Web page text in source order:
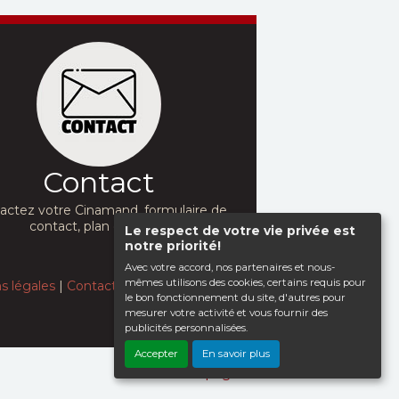
Le respect de votre vie privée est
notre priorité!
Avec votre accord, nos partenaires et nous-
mêmes utilisons des cookies, certains requis pour
le bon fonctionnement du site, d'autres pour
mesurer votre activité et vous fournir des
publicités personnalisées.
Accepter En savoir plus
Contact
votre Cinamand, formulaire de
contact, plan d'accès...
légales| Contact
Haut de page